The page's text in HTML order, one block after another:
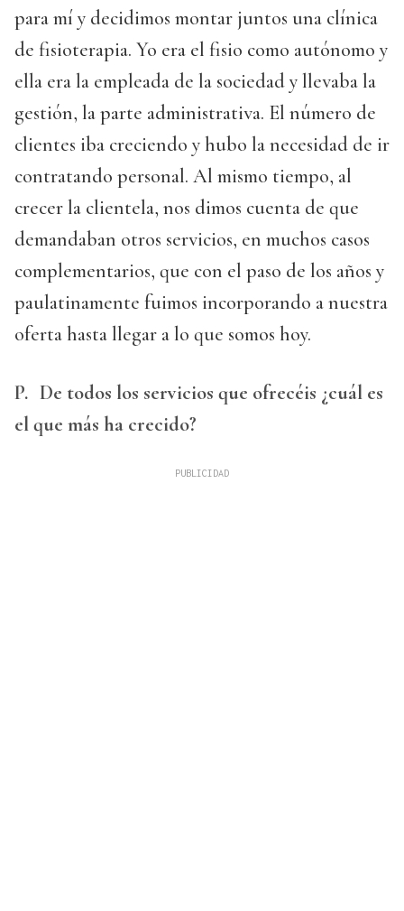
para mí y decidimos montar juntos una clínica
de fisioterapia. Yo era el fisio como autónomo y
ella era la empleada de la sociedad y llevaba la
gestión, la parte administrativa. El número de
clientes iba creciendo y hubo la necesidad de ir
contratando personal. Al mismo tiempo, al
crecer la clientela, nos dimos cuenta de que
demandaban otros servicios, en muchos casos
complementarios, que con el paso de los años y
paulatinamente fuimos incorporando a nuestra
oferta hasta llegar a lo que somos hoy.
P. De todos los servicios que ofrecéis ¿cuál es
el que más ha crecido?